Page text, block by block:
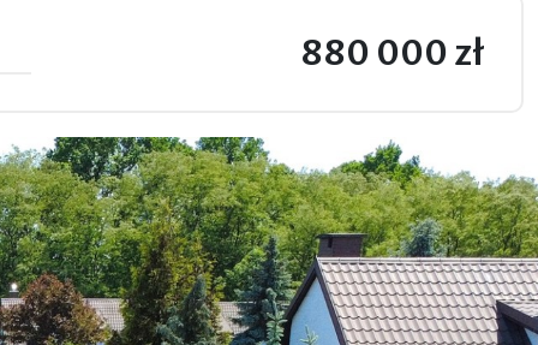
880 000 zł